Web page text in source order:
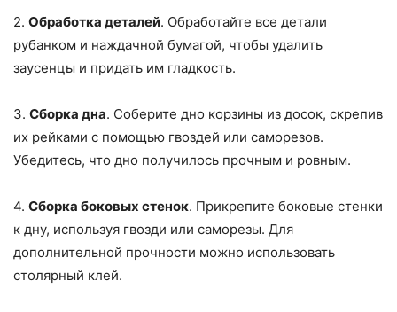
2. Обработка деталей. Обработайте все детали
рубанком и наждачной бумагой, чтобы удалить
заусенцы и придать им гладкость.
3. Сборка дна. Соберите дно корзины из досок, скрепив
их рейками с помощью гвоздей или саморезов.
Убедитесь, что дно получилось прочным и ровным.
4. Сборка боковых стенок. Прикрепите боковые стенки
к дну, используя гвозди или саморезы. Для
дополнительной прочности можно использовать
столярный клей.